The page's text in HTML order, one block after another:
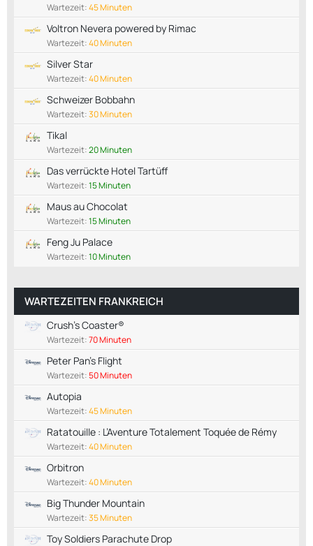
Wartezeit:45 Minuten
Voltron Nevera powered by Rimac
Wartezeit:40 Minuten
Silver Star
Wartezeit:40 Minuten
Schweizer Bobbahn
Wartezeit:30 Minuten
Tikal
Wartezeit:20 Minuten
Das verrückte Hotel Tartüff
Wartezeit:15 Minuten
Maus au Chocolat
Wartezeit:15 Minuten
Feng Ju Palace
Wartezeit:10 Minuten
WARTEZEITEN FRANKREICH
Crush's Coaster®
Wartezeit:70 Minuten
Peter Pan's Flight
Wartezeit:50 Minuten
Autopia
Wartezeit:45 Minuten
Ratatouille : L’Aventure Totalement Toquée de Rémy
Wartezeit:40 Minuten
Orbitron
Wartezeit:40 Minuten
Big Thunder Mountain
Wartezeit:35 Minuten
Toy Soldiers Parachute Drop